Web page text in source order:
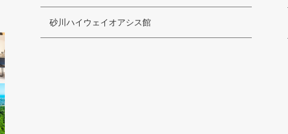
砂川ハイウェイオアシス館